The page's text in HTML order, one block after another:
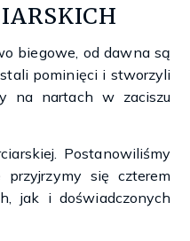
biegowe, od dawna są
pominięci i stworzyli
na nartach w zaciszu
Postanowiliśmy
się czterem
jak i doświadczonych